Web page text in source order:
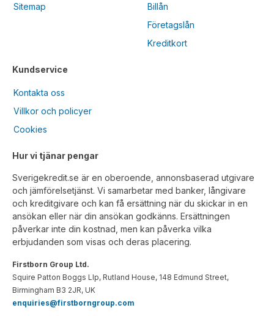
Sitemap
Kundservice
Kontakta oss
Villkor och policyer
Cookies
Billån
Företagslån
Kreditkort
Hur vi tjänar pengar
Sverigekredit.se är en oberoende, annonsbaserad utgivare
och jämförelsetjänst. Vi samarbetar med banker, långivare
och kreditgivare och kan få ersättning när du skickar in en
ansökan eller när din ansökan godkänns. Ersättningen
påverkar inte din kostnad, men kan påverka vilka
erbjudanden som visas och deras placering.
Firstborn Group Ltd.
Squire Patton Boggs Llp, Rutland House, 148 Edmund Street,
Birmingham B3 2JR, UK
enquiries@firstborngroup.com